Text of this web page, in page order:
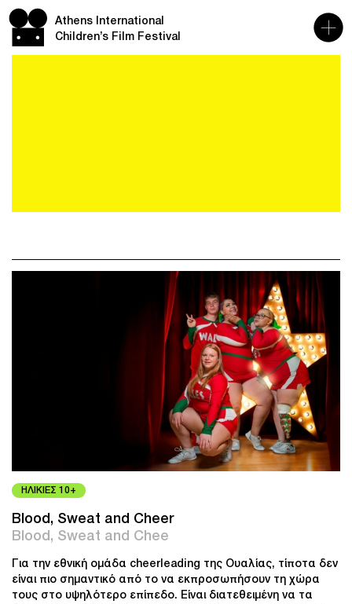
Athens International
Children’s Film Festival
ΗΛΙΚΙΕΣ 10+
Blood, Sweat and Cheer
Blood, Sweat and Chee
Για την εθνική ομάδα cheerleading της Ουαλίας, τίποτα δεν
είναι πιο σημαντικό από το να εκπροσωπήσουν τη χώρα
τους στο υψηλότερο επίπεδο. Είναι διατεθειμένη να τα